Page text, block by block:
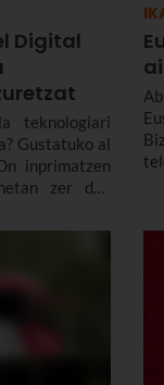
Digital
teknologiari
Gustatuko al
inprimatzen
zer den
ikasi nahiko